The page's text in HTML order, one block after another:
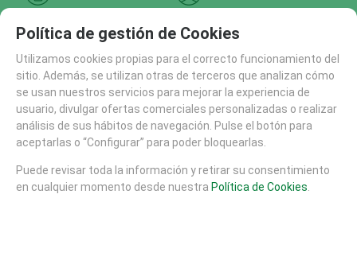
CATÁLOGO
AREAS DE JUEGO
MATERIALES
MOBILIARIO URBANO (26)
SUELOS DE SEGURIDAD
PISTAS SKATE
FHS (704)
ARENA Y AGUA (141)
Política de gestión de Cookies
Utilizamos cookies propias para el correcto funcionamiento del
sitio. Además, se utilizan otras de terceros que analizan cómo
se usan nuestros servicios para mejorar la experiencia de
usuario, divulgar ofertas comerciales personalizadas o realizar
análisis de sus hábitos de navegación. Pulse el botón para
aceptarlas o “Configurar” para poder bloquearlas.
Puede revisar toda la información y retirar su consentimiento
en cualquier momento desde nuestra Política de Cookies